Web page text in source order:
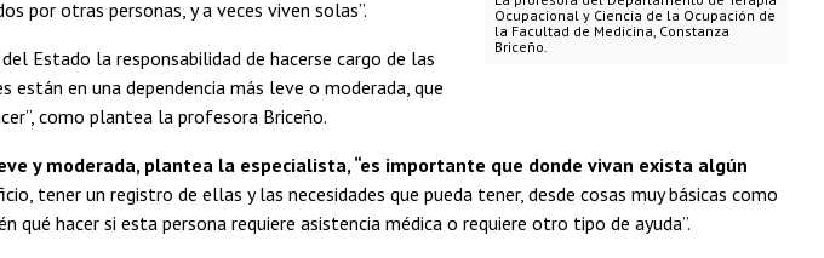
Ocupacional y Ciencia de la Ocupación de
la Facultad de Medicina, Constanza
Briceño.
por otras personas, y a veces viven solas”.
Estado la responsabilidad de hacerse cargo de las
están en una dependencia más leve o moderada, que
como plantea la profesora Briceño.
y moderada, plantea la especialista, “es importante que donde vivan exista algún
tener un registro de ellas y las necesidades que pueda tener, desde cosas muy básicas como
qué hacer si esta persona requiere asistencia médica o requiere otro tipo de ayuda”.